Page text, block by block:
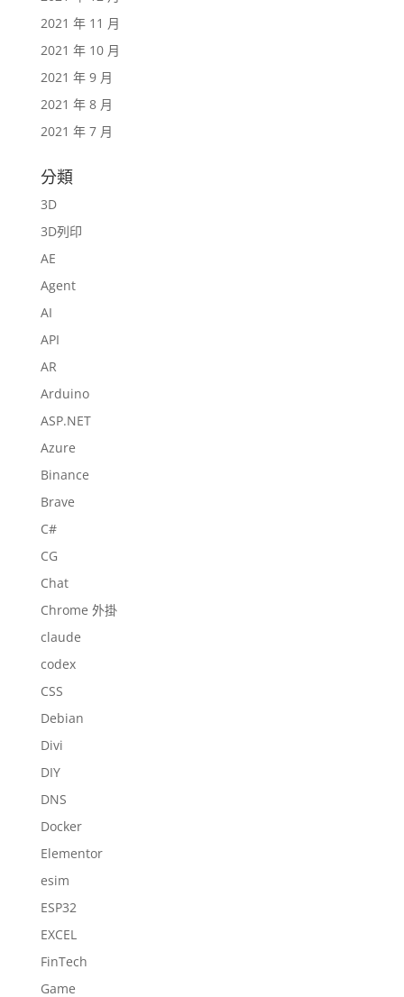
2021 年 11 月
2021 年 10 月
2021 年 9 月
2021 年 8 月
2021 年 7 月
分類
3D
3D列印
AE
Agent
AI
API
AR
Arduino
ASP.NET
Azure
Binance
Brave
C#
CG
Chat
Chrome 外掛
claude
codex
CSS
Debian
Divi
DIY
DNS
Docker
Elementor
esim
ESP32
EXCEL
FinTech
Game